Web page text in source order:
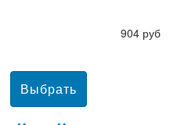
904 руб